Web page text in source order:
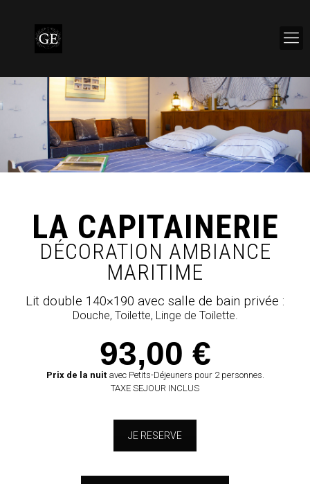
LA CAPITAINERIE
DÉCORATION AMBIANCE
MARITIME
Lit double 140×190 avec salle de bain privée :
Douche, Toilette, Linge de Toilette.
93,00 €
Prix de la nuitavec Petits-Déjeuners pour 2 personnes.
TAXE SEJOUR INCLUS
JE RESERVE